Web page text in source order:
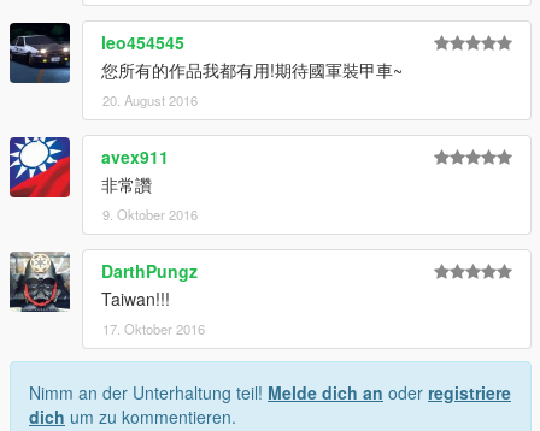
leo454545
您所有的作品我都有用!期待國軍裝甲車~
20. August 2016
avex911
非常讚
9. Oktober 2016
DarthPungz
Taiwan!!!
17. Oktober 2016
Nimm an der Unterhaltung teil! Melde dich an oder registriere
dich um zu kommentieren.